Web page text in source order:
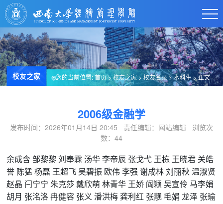
校友之家 您的当前位置:首页>校友之家>校友名录>本科生> 正文
2006级金融学
发布时间：2026年01月14日 20:45 责任编辑：网站编辑 浏览次
数： 44
余成含 邹黎黎 刘奉霖 汤华 李帝辰 张戈弋 王栋 王晓君 关皓
誉 陈猛 杨磊 王超飞 吴碧振 欧伟 李强 谢成林 刘丽秋 温淑贤
赵晶 闩宁宁 朱克莎 戴欣萌 林青华 王娇 阎颖 吴宣伶 马李娟
胡月 张洺洛 冉健容 张义 潘洪梅 龚利红 张靓 毛娟 龙泽 张瑜